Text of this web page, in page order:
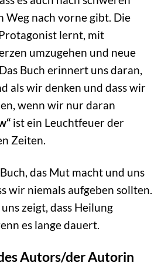
Weg nach vorne gibt. Die
lernt, mit
umzugehen und neue
Buch erinnert uns daran,
als wir denken und dass wir
wenn wir nur daran
ist ein Leuchtfeuer der
Zeiten.
das Mut macht und uns
wir niemals aufgeben sollten.
zeigt, dass Heilung
es lange dauert.
Autors/der Autorin